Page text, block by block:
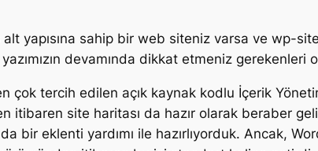
yapısına sahip bir web siteniz varsa ve wp-
yazımızın devamında dikkat etmeniz gerekenleri
çok tercih edilen açık kaynak kodlu İçerik
itibaren site haritası da hazır olarak beraber
bir eklenti yardımı ile hazırlıyorduk. Ancak,